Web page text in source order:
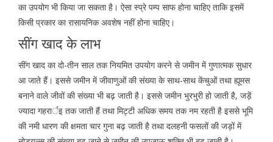
का उपयोग भी किया जा सकता है। ऐसा स्प्रे पम्प साफ होना चाहिए ताकि इसमें
किसी प्रकार का रासायनिक अवशेष नहीं होना चाहिए।
सींग खाद के लाभ
सींग खाद का दो-तीन साल तक नियमित उपयोग करने से जमीन में गुणात्मक सुधार
आ जाते हैं। इससे जमीन में जीवाणुओं की संख्या के साथ-साथ केंचुओं तथा ह्यूमस
बनाने वाले जीवों की संख्या भी बढ़ जाती है। इससे जमीन भुरभुरी हो जाती है, जड़ें
ज्यादा गहरार्इ तक जाती हैं तथा मिट्टी अधिक समय तक नम रहती है इससे भूमि
की नमी धारण की क्षमता चार गुना बढ़ जाती है तथा दलहनी फसलों की जड़ों में